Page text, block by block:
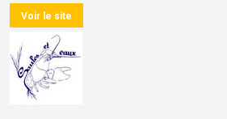
Voir le site